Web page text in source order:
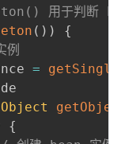
用于判断
( ) )
{
=
Object
{